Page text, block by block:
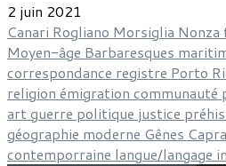
2 juin 2021
Canari Rogliano Morsiglia Nonza
Moyen-âge Barbaresques
correspondance registre Porto
religion émigration communauté
artguerre politique justice
géographie moderne Gênes
contemporraine langue/langage